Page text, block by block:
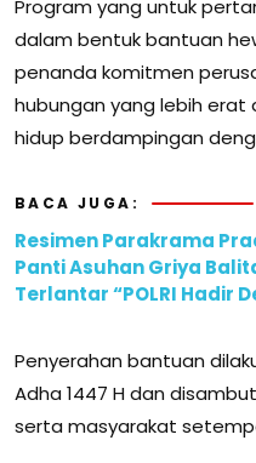
Program yang untuk
dalam bentuk bantuan
penanda komitmen
hubungan yang lebih
hidup berdampingan
BACA JUGA:
Resimen Parakrama
Panti Asuhan Griya
Terlantar “POLRI Hadir
Penyerahan bantuan
Adha 1447 H dan
serta masyarakat